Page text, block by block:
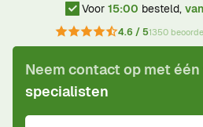
Voor 15:00 besteld,
4.6 / 51350
Neem contact op met één
specialisten